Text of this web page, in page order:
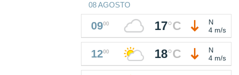
08 AGOSTO
0900 17°C
N
4 m/s
1200 18°C
N
4 m/s